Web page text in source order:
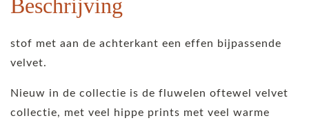
Beschrijving
stof met aan de achterkant een effen bijpassende
velvet.
Nieuw in de collectie is de fluwelen oftewel velvet
collectie, met veel hippe prints met veel warme